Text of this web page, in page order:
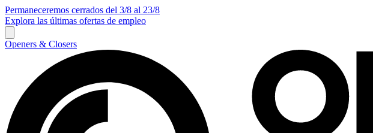
Permaneceremos cerrados del 3/8 al 23/8
Explora las últimas ofertas de empleo
Openers & Closers